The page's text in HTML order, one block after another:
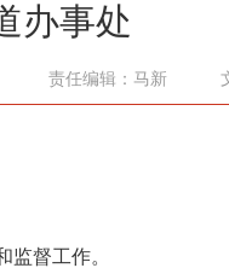
办事处
责任编辑：马新
督工作。